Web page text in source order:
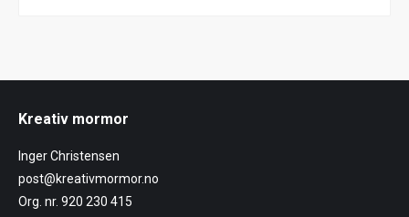
Kreativ mormor
Inger Christensen
post@kreativmormor.no
Org. nr. 920 230 415